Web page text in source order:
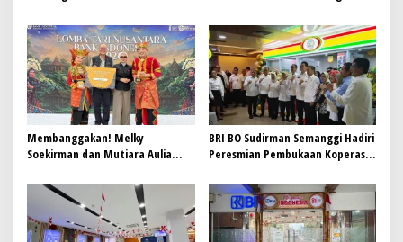
Membanggakan! Melky
Soekirman dan Mutiara Aulia
Raih Juara 3 Lomba Tari
Nusantara 2026 Bank Indonesia
BRI BO Sudirman Semanggi Hadiri
Peresmian Pembukaan Koperasi